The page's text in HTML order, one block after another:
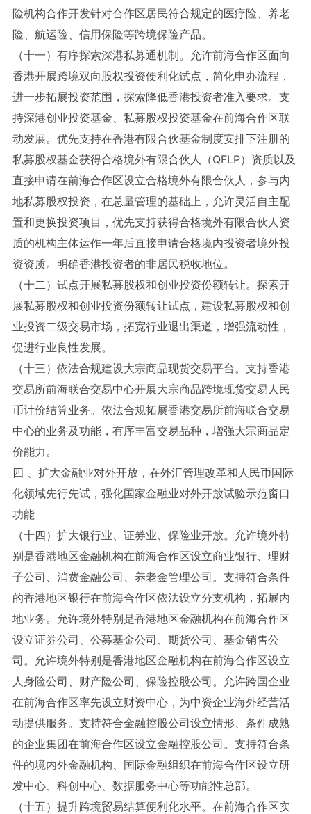
险机构合作开发针对合作区居民符合规定的医疗险、养老
险、航运险、信用保险等跨境保险产品。
（十一）有序探索深港私募通机制。允许前海合作区面向
香港开展跨境双向股权投资便利化试点，简化申办流程，
进一步拓展投资范围，探索降低香港投资者准入要求。支
持深港创业投资基金、私募股权投资基金在前海合作区联
动发展。优先支持在香港有限合伙基金制度安排下注册的
私募股权基金获得合格境外有限合伙人（QFLP）资质以及
直接申请在前海合作区设立合格境外有限合伙人，参与内
地私募股权投资，在总量管理的基础上，允许灵活自主配
置和更换投资项目，优先支持获得合格境外有限合伙人资
质的机构主体运作一年后直接申请合格境内投资者境外投
资资质。明确香港投资者的非居民税收地位。
（十二）试点开展私募股权和创业投资份额转让。探索开
展私募股权和创业投资份额转让试点，建设私募股权和创
业投资二级交易市场，拓宽行业退出渠道，增强流动性，
促进行业良性发展。
（十三）依法合规建设大宗商品现货交易平台。支持香港
交易所前海联合交易中心开展大宗商品跨境现货交易人民
币计价结算业务。依法合规拓展香港交易所前海联合交易
中心的业务及功能，有序丰富交易品种，增强大宗商品定
价能力。
四 、扩大金融业对外开放，在外汇管理改革和人民币国际
化领域先行先试，强化国家金融业对外开放试验示范窗口
功能
（十四）扩大银行业、证券业、保险业开放。允许境外特
别是香港地区金融机构在前海合作区设立商业银行、理财
子公司、消费金融公司、养老金管理公司。支持符合条件
的香港地区银行在前海合作区依法设立分支机构，拓展内
地业务。允许境外特别是香港地区金融机构在前海合作区
设立证券公司、公募基金公司、期货公司、基金销售公
司。允许境外特别是香港地区金融机构在前海合作区设立
人身险公司、财产险公司、保险控股公司。允许跨国企业
在前海合作区率先设立财资中心，为中资企业海外经营活
动提供服务。支持符合金融控股公司设立情形、条件成熟
的企业集团在前海合作区设立金融控股公司。支持符合条
件的境内外金融机构、国际金融组织在前海合作区设立研
发中心、科创中心、数据服务中心等功能性总部。
（十五）提升跨境贸易结算便利化水平。在前海合作区实